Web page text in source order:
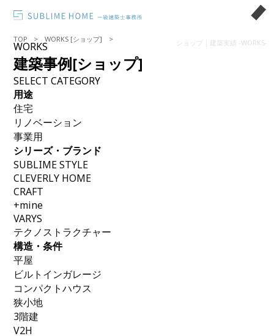
ショップ｜建築実績 -WORKS-
TOP WORKS [ショップ]
WORKS
建築事例[ショップ]
SELECT CATEGORY
用途
住宅
リノベーション
事業用
シリーズ・ブランド
SUBLIME STYLE
CLEVERLY HOME
CRAFT
+mine
VARYS
テクノストラクチャー
構造・条件
平屋
ビルトインガレージ
コンパクトハウス
狭小地
3階建
V2H